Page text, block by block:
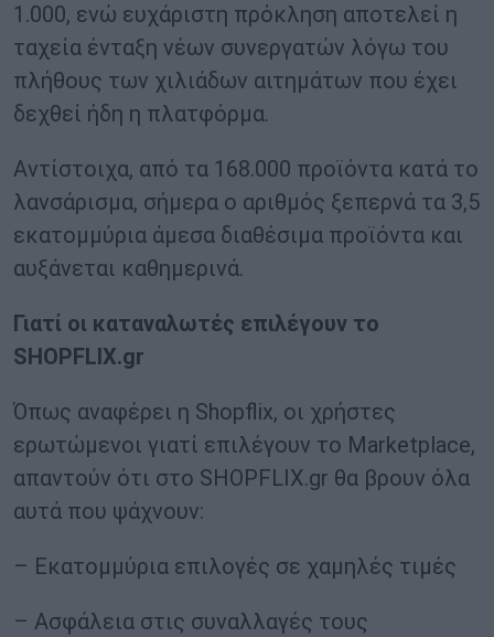
1.000, ενώ ευχάριστη πρόκληση αποτελεί η
ταχεία ένταξη νέων συνεργατών λόγω του
πλήθους των χιλιάδων αιτημάτων που έχει
δεχθεί ήδη η πλατφόρμα.
Αντίστοιχα, από τα 168.000 προϊόντα κατά το
λανσάρισμα, σήμερα ο αριθμός ξεπερνά τα 3,5
εκατομμύρια άμεσα διαθέσιμα προϊόντα και
αυξάνεται καθημερινά.
Γιατί οι καταναλωτές επιλέγουν το
SHOPFLIX.gr
Όπως αναφέρει η Shopflix, οι χρήστες
ερωτώμενοι γιατί επιλέγουν το Marketplace,
απαντούν ότι στο SHOPFLIX.gr θα βρουν όλα
αυτά που ψάχνουν:
– Εκατομμύρια επιλογές σε χαμηλές τιμές
– Ασφάλεια στις συναλλαγές τους